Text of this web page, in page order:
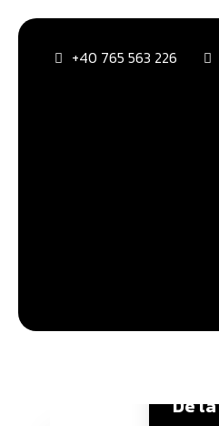
+40 765 563 226
De la